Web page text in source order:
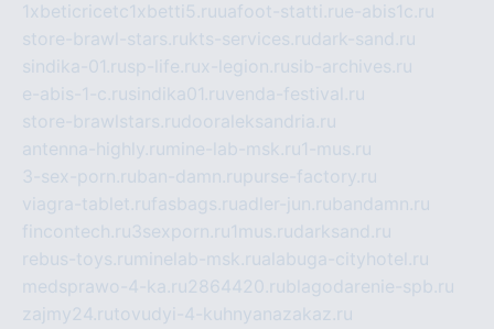
1xbeticricetc1xbetti5.ruuafoot-statti.rue-abis1c.ru
store-brawl-stars.rukts-services.rudark-sand.ru
sindika-01.rusp-life.rux-legion.rusib-archives.ru
e-abis-1-c.rusindika01.ruvenda-festival.ru
store-brawlstars.rudooraleksandria.ru
antenna-highly.ru mine-lab-msk.ru1-mus.ru
3-sex-porn.ruban-damn.rupurse-factory.ru
viagra-tablet.rufasbags.ruadler-jun.rubandamn.ru
fincontech.ru3sexporn.ru1mus.rudarksand.ru
rebus-toys.ru minelab-msk.rualabuga-cityhotel.ru
medsprawo-4-ka.ru2864420.rublagodarenie-spb.ru
zajmy24.rutovudyi-4-kuhnyanazakaz.ru